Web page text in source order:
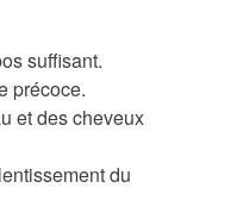
suffisant.
précoce.
et des cheveux
du